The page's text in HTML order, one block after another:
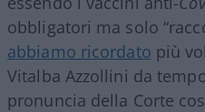
obbligatori ma solo
abbiamo ricordato più
Vitalba Azzollini da
pronuncia della Corte